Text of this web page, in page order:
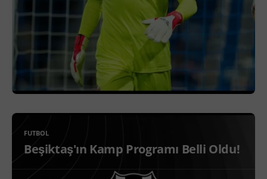
FUTBOL
Beşiktaş'ın Kamp Programı Belli Oldu!